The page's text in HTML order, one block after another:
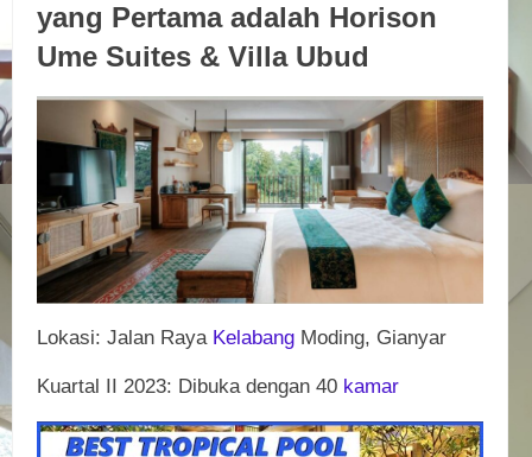
yang Pertama adalah Horison
Ume Suites & Villa Ubud
Lokasi: Jalan Raya Kelabang Moding, Gianyar
Kuartal II 2023: Dibuka dengan 40 kamar